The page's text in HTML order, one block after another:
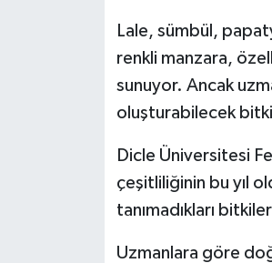
Lale, sümbül,
renkli manzara,
sunuyor. Ancak
oluşturabilecek
Dicle Üniversitesi
çeşitliliğinin bu yıl
tanımadıkları
Uzmanlara göre